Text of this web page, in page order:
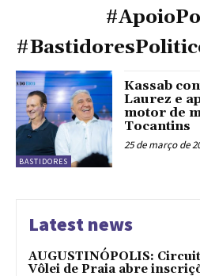
BASTIDORES
Kassab
Laurez e
motor de
Tocantins
25 de março de
Latest news
AUGUSTINÓPOLIS:
Vôlei de Praia abre